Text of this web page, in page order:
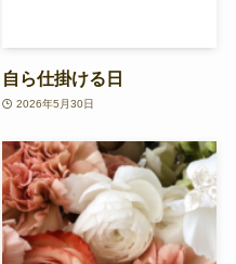
自ら仕掛ける日
2026年5月30日